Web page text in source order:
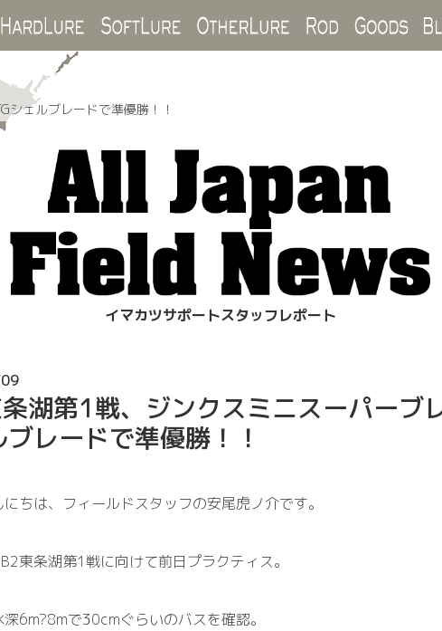
Hard Lure Soft Lure Other Lure
Rod
ェルブレードで準優勝！！
イマカツサポートスタッフレポート
湖第1戦、ジンクスミニスーパーブ
レードで準優勝！！
ちは、フィールドスタッフの安尾虎ノ介です。
東条湖第1戦に向けて前日プラクティス。
6m?8mで30cmぐらいのバスを確認。